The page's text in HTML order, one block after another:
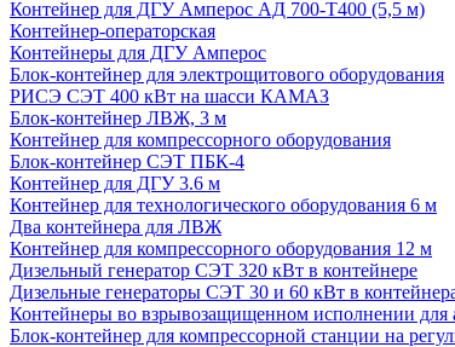
Контейнер для ДГУ Амперос АД 700-Т400 (5,5 м)
Контейнер-операторская
Контейнеры для ДГУ Амперос
Блок-контейнер для электрощитового оборудования
РИСЭ СЭТ 400 кВт на шасси КАМАЗ
Блок-контейнер ЛВЖ, 3 м
Контейнер для компрессорного оборудования
Блок-контейнер СЭТ ПБК-4
Контейнер для ДГУ 3.6 м
Контейнер для технологического оборудования 6 м
Два контейнера для ЛВЖ
Контейнер для компрессорного оборудования 12 м
Дизельный генератор СЭТ 320 кВт в контейнере
Дизельные генераторы СЭТ 30 и 60 кВт в
Контейнеры во взрывозащищенном исполнении
Блок-контейнер для компрессорной станции на